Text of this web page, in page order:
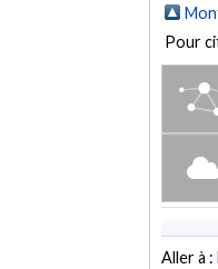
Pour
Aller à :